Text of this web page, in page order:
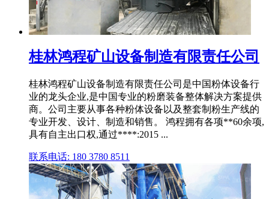
桂林鸿程矿山设备制造有限责任公司
桂林鸿程矿山设备制造有限责任公司是中国粉体设备行
业的龙头企业,是中国专业的粉磨装备整体解决方案提供
商。公司主要从事各种粉体设备以及整套制粉生产线的
专业开发、设计、制造和销售。 鸿程拥有各项**60余项,
具有自主出口权,通过****:2015 ...
联系电话: 180 3780 8511